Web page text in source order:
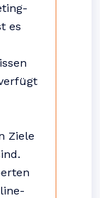
es
Ziele